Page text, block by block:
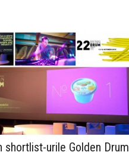
shortlist-urile Golden Drum